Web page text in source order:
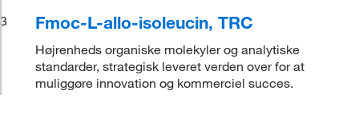
3
Fmoc-L-allo-isoleucin, TRC
Højrenheds organiske molekyler og analytiske
standarder, strategisk leveret verden over for at
muliggøre innovation og kommerciel succes.